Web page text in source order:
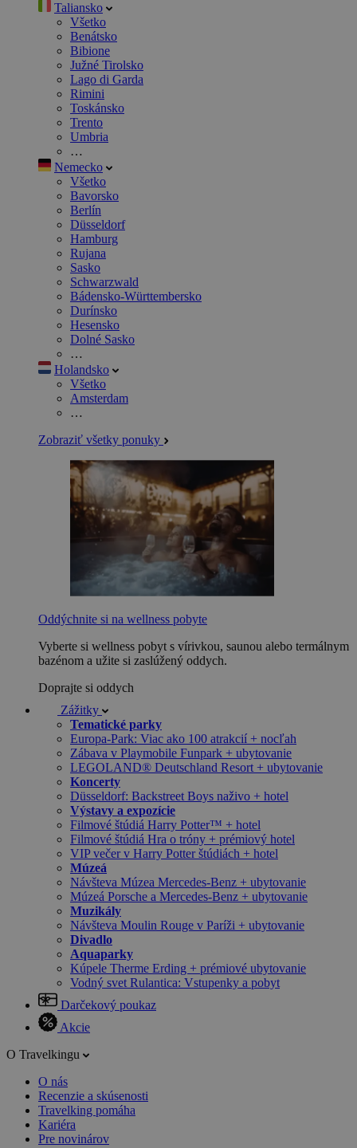
Taliansko
Všetko
Benátsko
Bibione
Južné Tirolsko
Lago di Garda
Rimini
Toskánsko
Trento
Umbria
…
Nemecko
Všetko
Bavorsko
Berlín
Düsseldorf
Hamburg
Rujana
Sasko
Schwarzwald
Bádensko-Württembersko
Durínsko
Hesensko
Dolné Sasko
…
Holandsko
Všetko
Amsterdam
…
Zobraziť všetky ponuky
Oddýchnite si na wellness pobyte
Vyberte si wellness pobyt s vírivkou, saunou alebo termálnym
bazénom a užite si zaslúžený oddych.
Doprajte si oddych
Zážitky
Tematické parky
Europa-Park: Viac ako 100 atrakcií + nocľah
Zábava v Playmobile Funpark + ubytovanie
LEGOLAND® Deutschland Resort + ubytovanie
Koncerty
Düsseldorf: Backstreet Boys naživo + hotel
Výstavy a expozície
Filmové štúdiá Harry Potter™ + hotel
Filmové štúdiá Hra o tróny + prémiový hotel
VIP večer v Harry Potter štúdiách + hotel
Múzeá
Návšteva Múzea Mercedes-Benz + ubytovanie
Múzeá Porsche a Mercedes-Benz + ubytovanie
Muzikály
Návšteva Moulin Rouge v Paríži + ubytovanie
Divadlo
Aquaparky
Kúpele Therme Erding + prémiové ubytovanie
Vodný svet Rulantica: Vstupenky a pobyt
Darčekový poukaz
Akcie
O Travelkingu
O nás
Recenzie a skúsenosti
Travelking pomáha
Kariéra
Pre novinárov